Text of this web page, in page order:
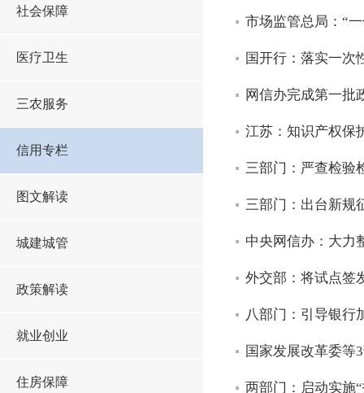
社会保障
医疗卫生
三农服务
信用专栏
图文解读
城建城管
政策解读
就业创业
住房保障
市场监管总局：“
国开行：落实一次
网信办完成第一批
江苏：知识产权保
三部门：严查检验
三部门：出台新规
中央网信办：大力
外交部：将试点签
八部门：引导银行
国家发展改革委等
两部门：启动实施